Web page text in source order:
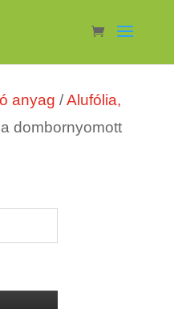
anyag /Alufólia,
dombornyomott